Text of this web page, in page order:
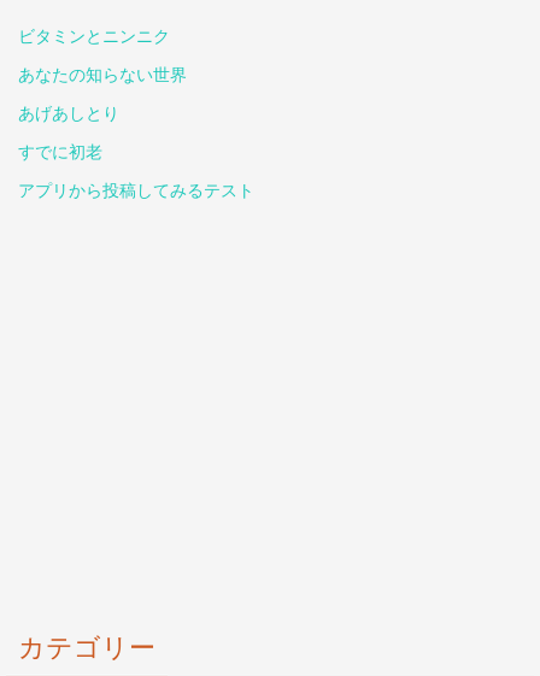
ビタミンとニンニク
あなたの知らない世界
あげあしとり
すでに初老
アプリから投稿してみるテスト
カテゴリー